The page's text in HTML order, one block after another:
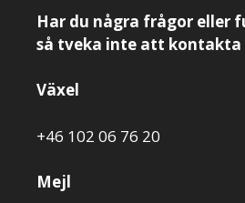
Har du några frågor eller
så tveka inte att kontakta
Växel
+46 102 06 76 20
Mejl